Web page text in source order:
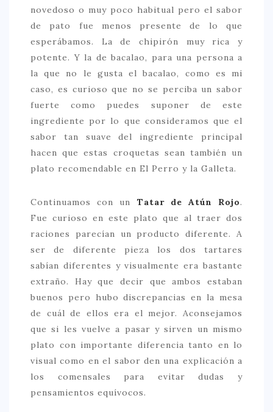
novedoso o muy poco habitual pero el sabor
de pato fue menos presente de lo que
esperábamos. La de chipirón muy rica y
potente. Y la de bacalao, para una persona a
la que no le gusta el bacalao, como es mi
caso, es curioso que no se perciba un sabor
fuerte como puedes suponer de este
ingrediente por lo que consideramos que el
sabor tan suave del ingrediente principal
hacen que estas croquetas sean también un
plato recomendable en El Perro y la Galleta.
Continuamos con un Tatar de Atún Rojo.
Fue curioso en este plato que al traer dos
raciones parecían un producto diferente. A
ser de diferente pieza los dos tartares
sabían diferentes y visualmente era bastante
extraño. Hay que decir que ambos estaban
buenos pero hubo discrepancias en la mesa
de cuál de ellos era el mejor. Aconsejamos
que si les vuelve a pasar y sirven un mismo
plato con importante diferencia tanto en lo
visual como en el sabor den una explicación a
los comensales para evitar dudas y
pensamientos equívocos.